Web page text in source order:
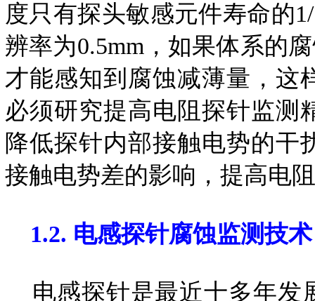
度只有探头敏感元件寿命的
辨率为0.5mm，如果体系的
才能感知到腐蚀减薄量，这
必须研究提高电阻探针监测
降低探针内部接触电势的干
接触电势差的影响，提高电
1.2. 电感探针腐蚀监测技
电感探针是最近十多年发